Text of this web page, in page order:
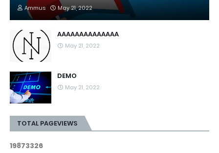
Ammus May 21, 2022
AAAAAAAAAAAAAA
May 21, 2022
DEMO
May 21, 2022
TOTAL PAGEVIEWS
19873326